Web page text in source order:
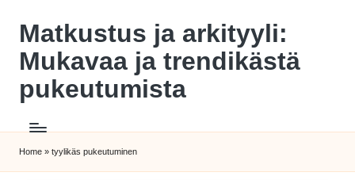
content
Matkustus ja arkityyli:
Mukavaa ja trendikästä
pukeutumista
Home » tyylikäs pukeutuminen